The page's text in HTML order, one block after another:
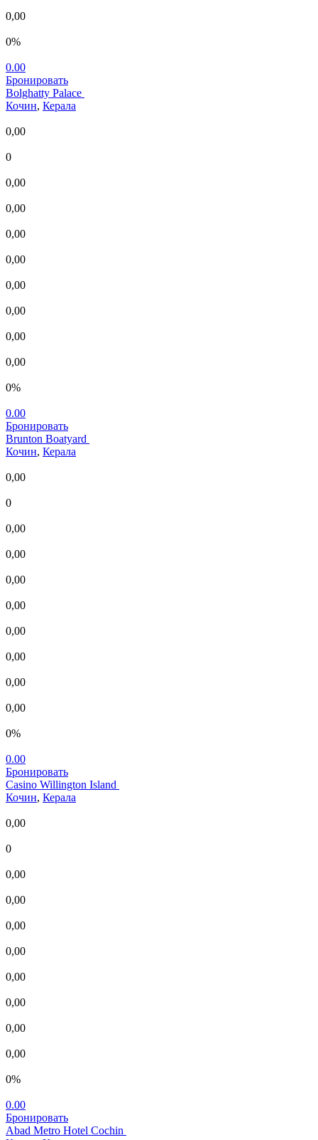
0,00
0%
0.00
Бронировать
Bolghatty Palace
Кочин, Керала
0,00
0
0,00
0,00
0,00
0,00
0,00
0,00
0,00
0,00
0%
0.00
Бронировать
Brunton Boatyard
Кочин, Керала
0,00
0
0,00
0,00
0,00
0,00
0,00
0,00
0,00
0,00
0%
0.00
Бронировать
Casino Willington Island
Кочин, Керала
0,00
0
0,00
0,00
0,00
0,00
0,00
0,00
0,00
0,00
0%
0.00
Бронировать
Abad Metro Hotel Cochin